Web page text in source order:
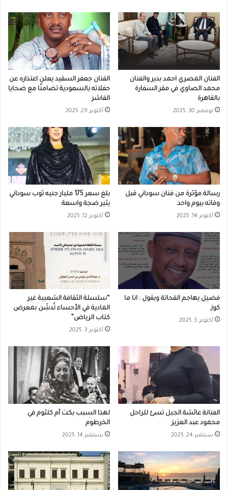
الفنان المصري احمد بدير والفنان
محمد الصاوي في مقر السفارة
بالقاهرة
نوفمبر 30, 2025
الفنان جعفر السقيد يعلن اعتذاره عن
حفلاته بالسعودية تضامنًا مع ضحايا
الفاشر
أكتوبر 29, 2025
رسالة مؤثرة من فنان سوداني قبل
وفاته بيوم واحد
أكتوبر 14, 2025
بلغ سعر 175 مليار جنيه ثوب سوداني
يثير ضجة واسعة
أكتوبر 12, 2025
فضيل يهاجم القحاتة ويقول : انا ما
كوز
أكتوبر 5, 2025
“سلسلة الثقافة الشعبية غير
المادية في الأحساء تُدشَن بمعرض
كتاب الرياض”
أكتوبر 3, 2025
الفنانة عائشة الجبل تسئ للراحل
محمود عبد العزيز
سبتمبر 24, 2025
لهذا السبب بكت أم كلثوم في
الخرطوم
سبتمبر 14, 2025